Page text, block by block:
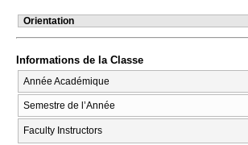
Orientation
Informations de la Classe
Année Académique
Semestre de l’Année
Faculty Instructors